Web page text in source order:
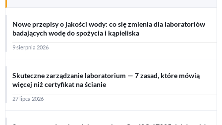
Nowe przepisy o jakości wody: co się zmienia dla laboratoriów
badających wodę do spożycia i kąpieliska
9 sierpnia 2026
Skuteczne zarządzanie laboratorium — 7 zasad, które mówią
więcej niż certyfikat na ścianie
27 lipca 2026